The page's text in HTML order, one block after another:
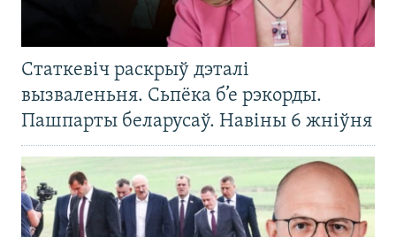
Статкевіч раскрыў дэталі
вызваленьня. Сьпёка б’е рэкорды.
Пашпарты беларусаў. Навіны 6 жніўня